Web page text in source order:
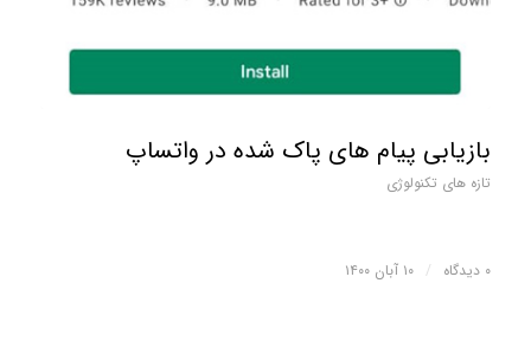
بازیابی پیام های پاک شده در واتساپ
تازه های تکنولوژی
۰ دیدگاه / ۱۰ آبان ۱۴۰۰